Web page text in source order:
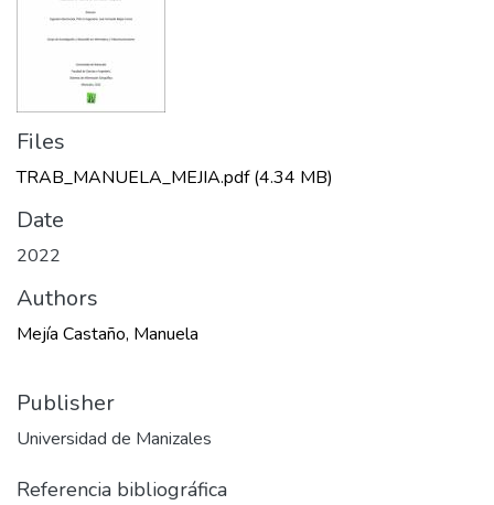
Files
TRAB_MANUELA_MEJIA.pdf(4.34 MB)
Date
2022
Authors
Mejía Castaño, Manuela
Publisher
Universidad de Manizales
Referencia bibliográfica